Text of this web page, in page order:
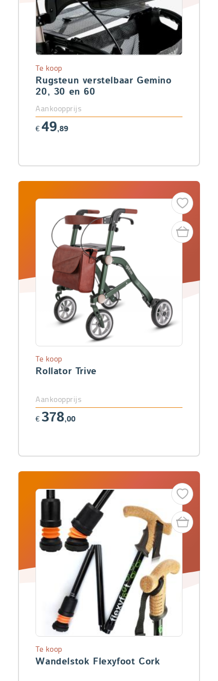
Rugsteun verstelbaar Gemino
20, 30 en 60
Te koop
Aankoopprijs
€ 49,89
Rollator Trive
Te koop
Aankoopprijs
€ 378,00
Wandelstok Flexyfoot Cork
Te koop